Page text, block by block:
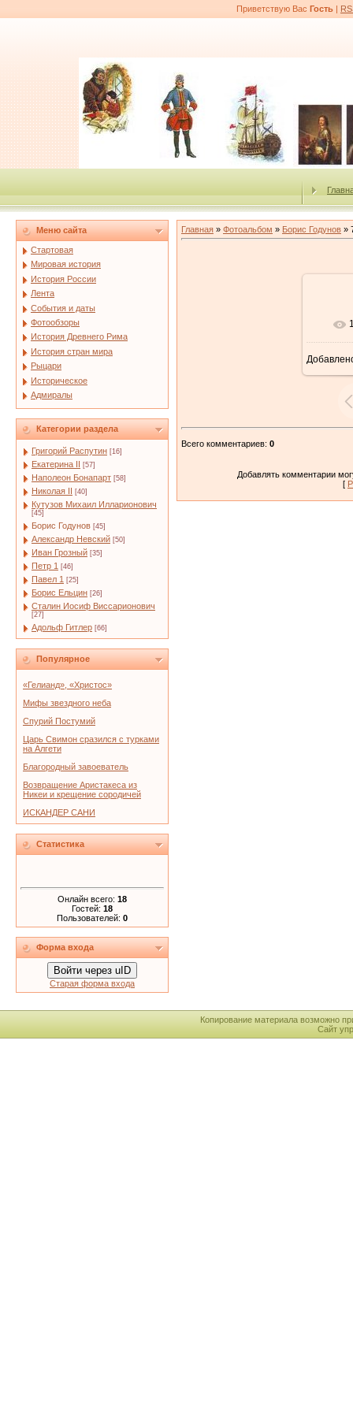
Приветствую Вас Гость |
Меню сайта
Стартовая
Мировая история
История России
Лента
События и даты
Фотообзоры
История Древнего Рима
История стран мира
Рыцари
Историческое
Адмиралы
Категории раздела
Григорий Распутин [16]
Екатерина II [57]
Наполеон Бонапарт [58]
Николая II [40]
Кутузов Михаил Илларионович
[45]
Борис Годунов [45]
Александр Невский [50]
Иван Грозный [35]
Петр 1 [46]
Павел 1 [25]
Борис Ельцин [26]
Сталин Иосиф Виссарионович
[27]
Адольф Гитлер [66]
Популярное
«Гелианд», «Христос»
Мифы звездного неба
Спурий Постумий
Царь Свимон сразился с турками
на Алгети
Благородный завоеватель
Возвращение Аристакеса из
Никеи и крещение сородичей
ИСКАНДЕР САНИ
Статистика
Онлайн всего: 18
Гостей: 18
Пользователей: 0
Форма входа
Войти через uID
Старая форма входа
Главная » Фотоальбом » Борис Годунов »
Всего комментариев: 0
Добавлять комментарии
[
Копирование материала возможно
Сайт